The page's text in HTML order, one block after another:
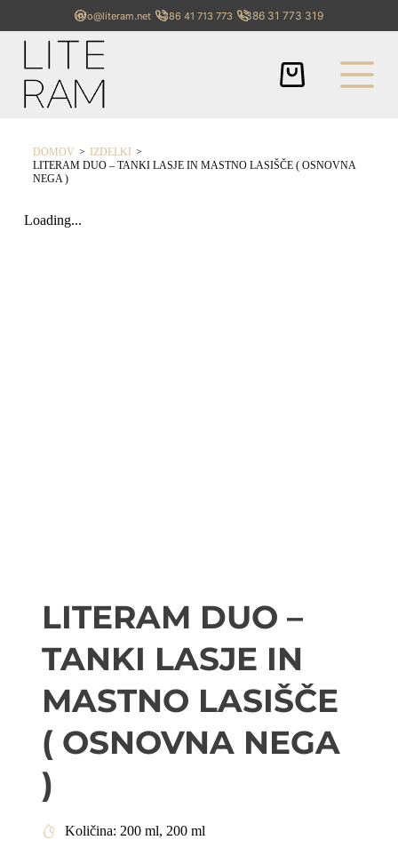
info@literam.net +386 41 713 773 +386 31 773 319
DOMOV > IZDELKI
>
LITERAM DUO – TANKI LASJE IN MASTNO LASIŠČE ( OSNOVNA
NEGA )
Loading...
LITERAM DUO –
TANKI LASJE IN
MASTNO LASIŠČE
( OSNOVNA NEGA
)
Količina: 200 ml, 200 ml